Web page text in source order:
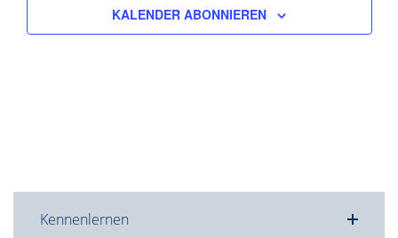
KALENDER ABONNIEREN
Kennenlernen